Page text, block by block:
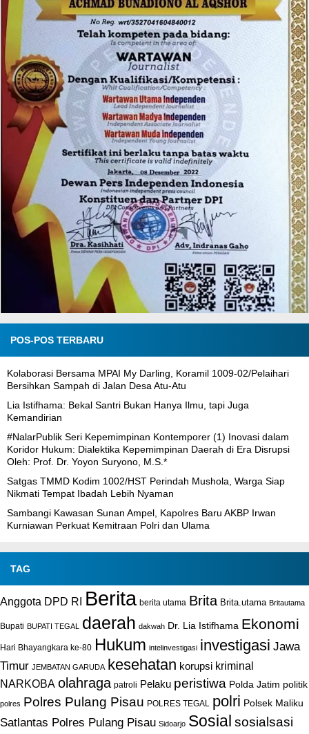
POS-POS TERBARU
Kolaborasi Bersama MPAI My Darling, Koramil 1009-02/Pelaihari
Bersihkan Sampah di Jalan Desa Atu-Atu
Lia Istifhama: Bekal Santri Bukan Hanya Ilmu, tapi Juga
Kemandirian
#NalarPublik Seri Kepemimpinan Kontemporer (1) Inovasi dalam
Koridor Hukum: Dialektika Kepemimpinan Daerah di Era Disrupsi
Oleh: Prof. Dr. Yoyon Suryono, M.S.*
Satgas TMMD Kodim 1002/HST Perindah Mushola, Warga Siap
Nikmati Tempat Ibadah Lebih Nyaman
Sambangi Kawasan Sunan Ampel, Kapolres Baru AKBP Irwan
Kurniawan Perkuat Kemitraan Polri dan Ulama
TAG
Anggota DPD RI Berita berita utama Brita Brita.utama Britautama
Bupati BUPATI TEGAL daerah dakwah Dr. Lia Istifhama Ekonomi
Hari Bhayangkara ke-80 Hukum intelinvestigasi investigasi Jawa
Timur JEMBATAN GARUDA kesehatan korupsi kriminal
NARKOBA olahraga patroli Pelaku peristiwa Polda Jatim politik
polres Polres Pulang Pisau POLRES TEGAL polri Polsek Maliku
Satlantas Polres Pulang Pisau Sidoarjo Sosial sosialsasi